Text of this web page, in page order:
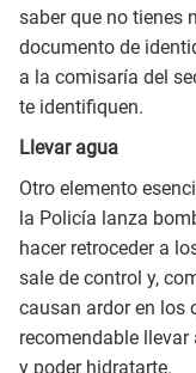
saber que no tienes
documento de
a la comisaría del
te identifiquen.
Llevar agua
Otro elemento
la Policía lanza
hacer retroceder a
sale de control y,
causan ardor en los
recomendable
y poder hidratarte.